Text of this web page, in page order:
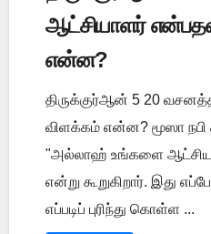
ஆட்சியாளர்
என்ன?
திருக்குர்ஆன் 5 20
விளக்கம் என்ன? மூஸா நபி
"அல்லாஹ் உங்களை
என்று கூறுகிறார். இது
எப்படிப் புரிந்து கொள்ள ...